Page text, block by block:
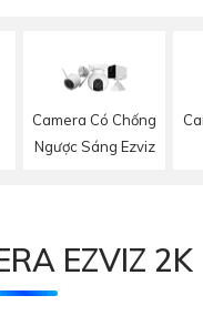
Camera Có Chống
Ngược Sáng Ezviz
EZVIZ 2K